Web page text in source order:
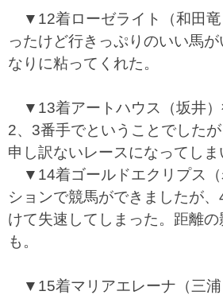
▼12着ローゼライト（和田竜
ったけど行きっぷりのいい馬
なりに粘ってくれた。
▼13着アートハウス（坂井）
2、3番手でということでした
申し訳ないレースになってしま
▼14着ゴールドエクリプス（
ションで競馬ができましたが
けて失速してしまった。距離
も。
▼15着マリアエレーナ（三浦